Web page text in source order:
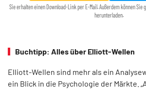
Sie erhalten einen Download-Link per E-Mail. Außerdem können Sie
herunterladen.
Buchtipp: Alles über Elliott-Wellen
Elliott-Wellen sind mehr als ein
ein Blick in die Psychologie der Märkte.